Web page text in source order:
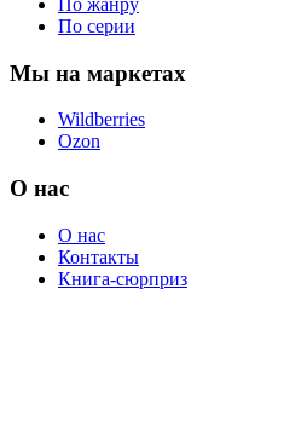
По серии
Мы на маркетах
Wildberries
Ozon
О нас
О нас
Контакты
Книга-сюрприз